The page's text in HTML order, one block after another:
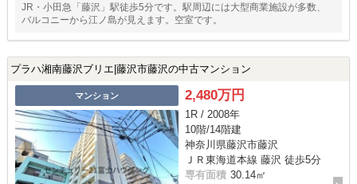
JR・小田急「藤沢」駅徒歩5分です。駅周辺には大型商業施設が多数、
バルコニーから江ノ島が見えます。空室です。
プラハ湘南藤沢ブリエ|藤沢市藤沢の中古マンション
マンション 2,480万円
1R / 2008年
10階/14階建
神奈川県藤沢市藤沢
ＪＲ東海道本線 藤沢 徒歩5分
専有面積 30.14㎡